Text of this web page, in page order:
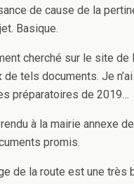
de cause de la
Basique.
cherché sur le site de
de tels documents. Je
préparatoires de 2019…
à la mairie annexe
promis.
de la route est une très